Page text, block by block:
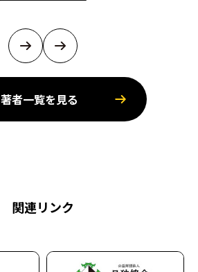
著者一覧を見る
関連リンク